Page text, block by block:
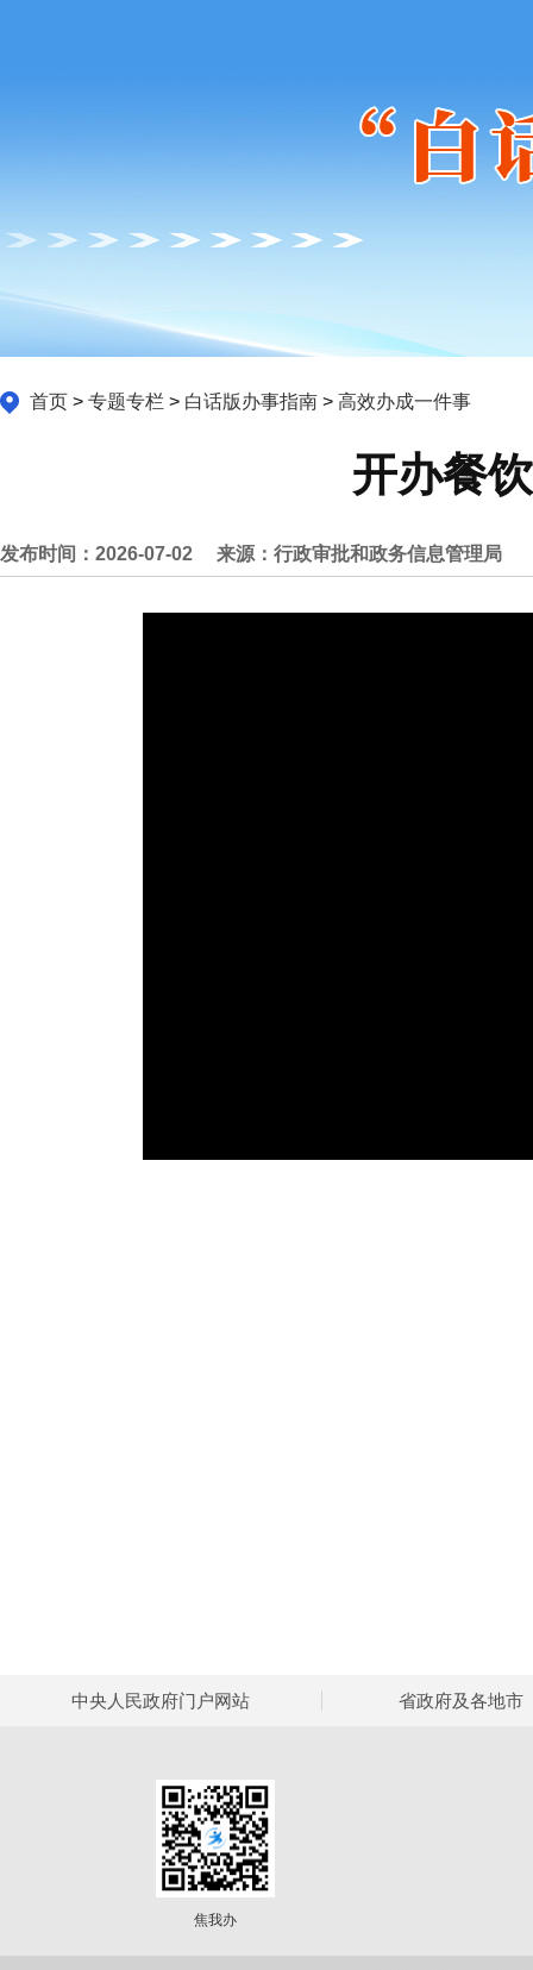
首页 > 专题专栏 > 白话版办事指南 > 高效办成一件事
开办餐
发布时间：2026-07-02 来源：行政审批和政务信息管理局
中央人民政府门户网站 省政府及各地市
焦我办